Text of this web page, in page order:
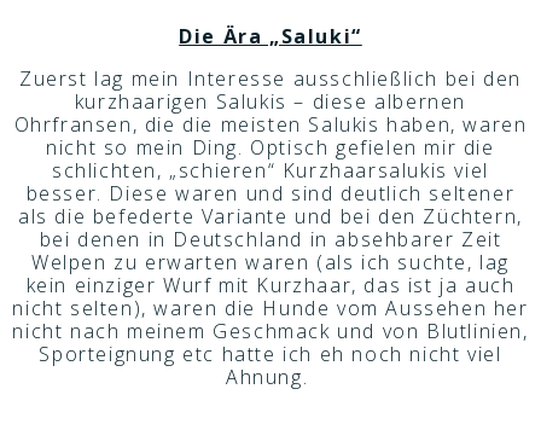
Die Ära „Saluki“
Zuerst lag mein Interesse ausschließlich bei den
kurzhaarigen Salukis – diese albernen
Ohrfransen, die die meisten Salukis haben, waren
nicht so mein Ding. Optisch gefielen mir die
schlichten, „schieren“ Kurzhaarsalukis viel
besser. Diese waren und sind deutlich seltener
als die befederte Variante und bei den Züchtern,
bei denen in Deutschland in absehbarer Zeit
Welpen zu erwarten waren (als ich suchte, lag
kein einziger Wurf mit Kurzhaar, das ist ja auch
nicht selten), waren die Hunde vom Aussehen her
nicht nach meinem Geschmack und von Blutlinien,
Sporteignung etc hatte ich eh noch nicht viel
Ahnung.